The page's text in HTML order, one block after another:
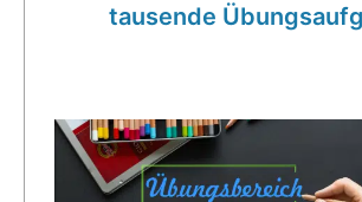
tausende